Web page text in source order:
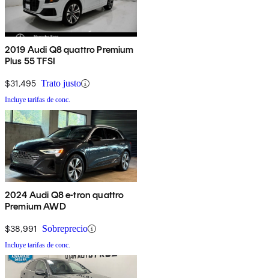
2019 Audi Q8 quattro Premium
Plus 55 TFSI
$31,495 Trato justo
Incluye tarifas de conc.
2024 Audi Q8 e-tron quattro
Premium AWD
$38,991 Sobreprecio
Incluye tarifas de conc.